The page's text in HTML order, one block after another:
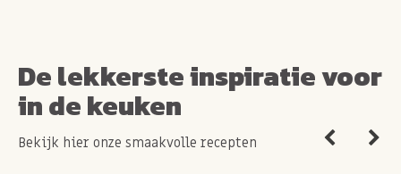
De lekkerste inspiratie voor
in de keuken
Bekijk hier onze smaakvolle recepten